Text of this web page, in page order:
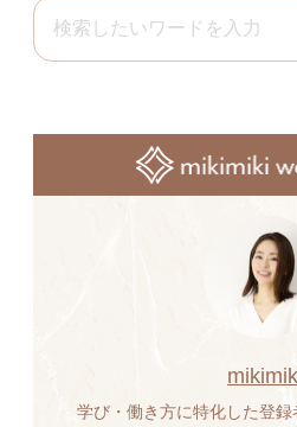
学び・働き方に特化した登